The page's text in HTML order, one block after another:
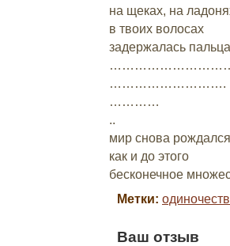
на щеках, на
в твоих волосах
задержалась
……………………….
…………
..
мир снова рождался
как и до этого
бесконечное
Метки:
Ваш отзыв